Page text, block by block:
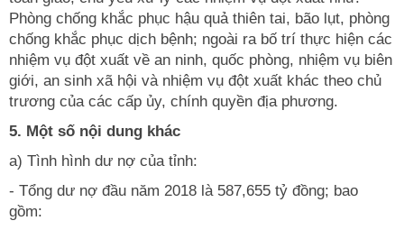
Phòng chống khắc phục hậu quả thiên tai, bão lụt, phòng
chống khắc phục dịch bệnh; ngoài ra bố trí thực hiện các
nhiệm vụ đột xuất về an ninh, quốc phòng, nhiệm vụ biên
giới, an sinh xã hội và nhiệm vụ đột xuất khác theo chủ
trương của các cấp ủy, chính quyền địa phương.
5. Một số nội dung khác
a) Tình hình dư nợ của tỉnh:
- Tổng dư nợ đầu năm 2018 là 587,655 tỷ đồng; bao
gồm: